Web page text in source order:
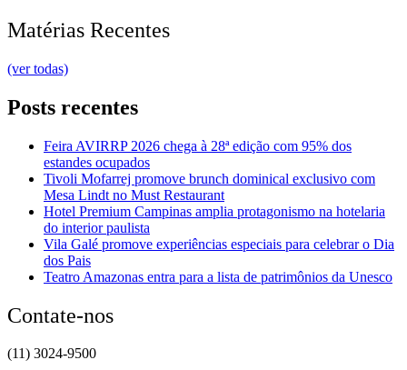
Matérias Recentes
(ver todas)
Posts recentes
Feira AVIRRP 2026 chega à 28ª edição com 95% dos
estandes ocupados
Tivoli Mofarrej promove brunch dominical exclusivo com
Mesa Lindt no Must Restaurant
Hotel Premium Campinas amplia protagonismo na hotelaria
do interior paulista
Vila Galé promove experiências especiais para celebrar o Dia
dos Pais
Teatro Amazonas entra para a lista de patrimônios da Unesco
Contate-nos
(11) 3024-9500